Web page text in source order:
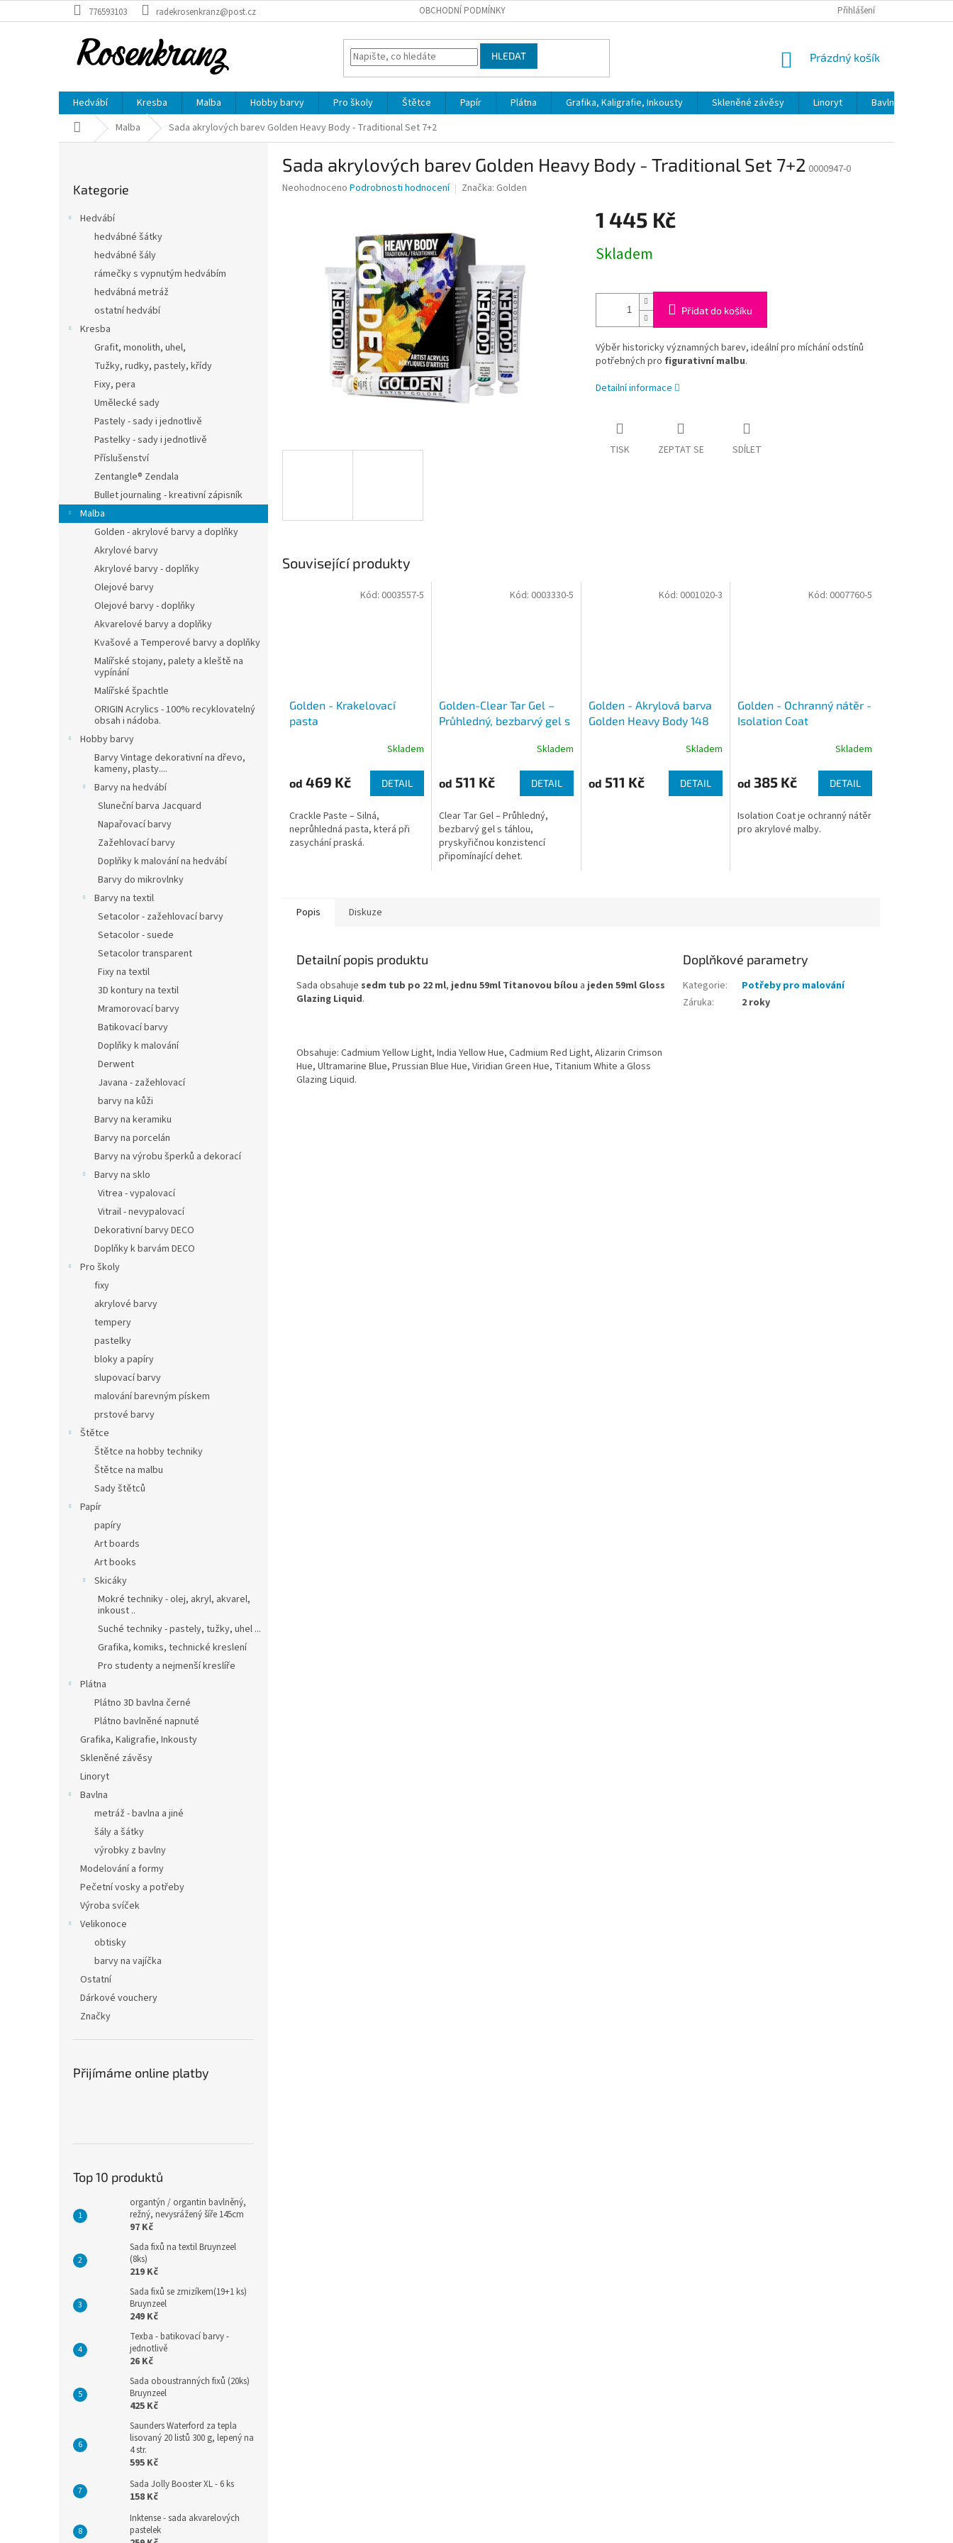
na
776593103 radekrosenkranz@post.cz OBCHODNÍ PODMÍNKY Přihlášení
HLEDAT
NÁKUPNÍ
Prázdný košík
Hedvábí Kresba Malba Hobby barvy Pro školy Štětce Papír Plátna Grafika, Kaligrafie, Inkousty Skleněné závěsy Linoryt Bavlna
Domů Malba Sada akrylových barev Golden Heavy Body - Traditional Set 7+2
kategorie
Kategorie
Hedvábí
hedvábné šátky
hedvábné šály
rámečky s vypnutým hedvábím
hedvábná metráž
ostatní hedvábí
Kresba
Grafit, monolith, uhel,
Tužky, rudky, pastely, křídy
Fixy, pera
Umělecké sady
Pastely - sady i jednotlivě
Pastelky - sady i jednotlivě
Příslušenství
Zentangle® Zendala
Bullet journaling - kreativní zápisník
Malba
Golden - akrylové barvy a doplňky
Akrylové barvy
Akrylové barvy - doplňky
Olejové barvy
Olejové barvy - doplňky
Akvarelové barvy a doplňky
Kvašové a Temperové barvy a doplňky
Malířské stojany, palety a kleště na
vypínání
Malířské špachtle
ORIGIN Acrylics - 100% recyklovatelný
obsah i nádoba.
Hobby barvy
Barvy Vintage dekorativní na dřevo,
kameny, plasty....
Barvy na hedvábí
Sluneční barva Jacquard
Napařovací barvy
Zažehlovací barvy
Doplňky k malování na hedvábí
Barvy do mikrovlnky
Barvy na textil
Setacolor - zažehlovací barvy
Setacolor - suede
Setacolor transparent
Fixy na textil
3D kontury na textil
Mramorovací barvy
Batikovací barvy
Doplňky k malování
Derwent
Javana - zažehlovací
barvy na kůži
Barvy na keramiku
Barvy na porcelán
Barvy na výrobu šperků a dekorací
Barvy na sklo
Vitrea - vypalovací
Vitrail - nevypalovací
Dekorativní barvy DECO
Doplňky k barvám DECO
Pro školy
fixy
akrylové barvy
tempery
pastelky
bloky a papíry
slupovací barvy
malování barevným pískem
prstové barvy
Štětce
Štětce na hobby techniky
Štětce na malbu
Sady štětců
Papír
papíry
Art boards
Art books
Skicáky
Mokré techniky - olej, akryl, akvarel,
inkoust ..
Suché techniky - pastely, tužky, uhel ...
Grafika, komiks, technické kreslení
Pro studenty a nejmenší kreslíře
Plátna
Plátno 3D bavlna černé
Plátno bavlněné napnuté
Grafika, Kaligrafie, Inkousty
Skleněné závěsy
Linoryt
Bavlna
metráž - bavlna a jiné
šály a šátky
výrobky z bavlny
Modelování a formy
Pečetní vosky a potřeby
Výroba svíček
Velikonoce
obtisky
barvy na vajíčka
Ostatní
Dárkové vouchery
Značky
Přijímáme online platby
Top 10 produktů
organtýn / organtin bavlněný,
režný, nevysrážený šíře 145cm
97 Kč
Sada fixů na textil Bruynzeel
(8ks)
219 Kč
Sada fixů se zmizíkem(19+1 ks)
Bruynzeel
249 Kč
Texba - batikovací barvy -
jednotlivě
26 Kč
Sada oboustranných fixů (20ks)
Bruynzeel
425 Kč
Saunders Waterford za tepla
lisovaný 20 listů 300 g, lepený na
4 str.
595 Kč
Sada Jolly Booster XL - 6 ks
158 Kč
Inktense - sada akvarelových
pastelek
Sada akrylových barev Golden Heavy Body - Traditional Set 7+2 0000947-0
Průměrné
Neohodnoceno Podrobnosti hodnocení Značka: Golden
1 445 Kč
cena:
Skladem
Přidat do košíku
Výběr historicky významných barev, ideální pro míchání odstínů
potřebných pro figurativní malbu.
Detailní informace
TISK ZEPTAT SE SDÍLET
Související produkty
Golden - Krakelovací
pasta
Skladem
od 469 Kč DETAIL
Crackle Paste – Silná,
neprůhledná pasta, která při
zasychání praská.
Kód: 0003557-5
Golden-Clear Tar Gel –
Průhledný, bezbarvý gel s
Skladem
od 511 Kč DETAIL
Clear Tar Gel – Průhledný,
bezbarvý gel s táhlou,
pryskyřičnou konzistencí
připomínající dehet.
Kód: 0003330-5
Golden - Akrylová barva
Golden Heavy Body 148
Skladem
od 511 Kč DETAIL
Kód: 0001020-3
Golden - Ochranný nátěr -
Isolation Coat
Skladem
od 385 Kč DETAIL
Isolation Coat je ochranný nátěr
pro akrylové malby.
Kód: 0007760-5
Popis Diskuze
Detailní popis produktu
Sada obsahuje sedm tub po 22 ml, jednu 59ml Titanovou bílou a jeden 59ml Gloss
Glazing Liquid.
Obsahuje: Cadmium Yellow Light, India Yellow Hue, Cadmium Red Light, Alizarin Crimson
Hue, Ultramarine Blue, Prussian Blue Hue, Viridian Green Hue, Titanium White a Gloss
Glazing Liquid.
Doplňkové parametry
Kategorie:
Potřeby pro malování
Záruka: 2 roky